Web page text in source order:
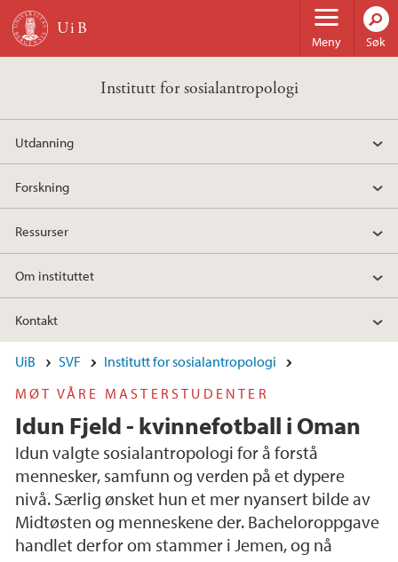
Hopp til hovedinnhold
Meny Søk
Institutt for sosialantropologi
Utdanning
Forskning
Ressurser
Om instituttet
Kontakt
UiB SVF
Institutt for sosialantropologi
MØT VÅRE MASTERSTUDENTER
Idun Fjeld - kvinnefotball i Oman
Idun valgte sosialantropologi for å forstå
mennesker, samfunn og verden på et dypere
nivå. Særlig ønsket hun et mer nyansert bilde av
Midtøsten og menneskene der. Bacheloroppgave
handlet derfor om stammer i Jemen, og nå